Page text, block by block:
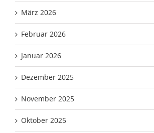
März 2026
Februar 2026
Januar 2026
Dezember 2025
November 2025
Oktober 2025